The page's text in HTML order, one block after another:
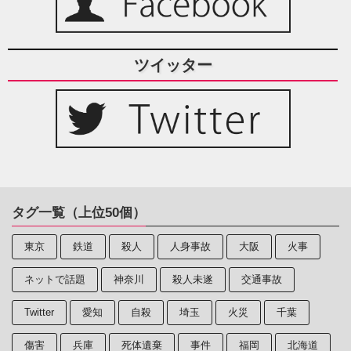
ツイッター
タグ一覧（上位50個）
東京 鉄道 殺人 人身事故 大阪 火事
ネットで話題 神奈川 殺人未遂 交通事故
Twitter 愛知 自殺 埼玉 火災 千葉
傷害 兵庫 死体遺棄 事件 福岡 北海道